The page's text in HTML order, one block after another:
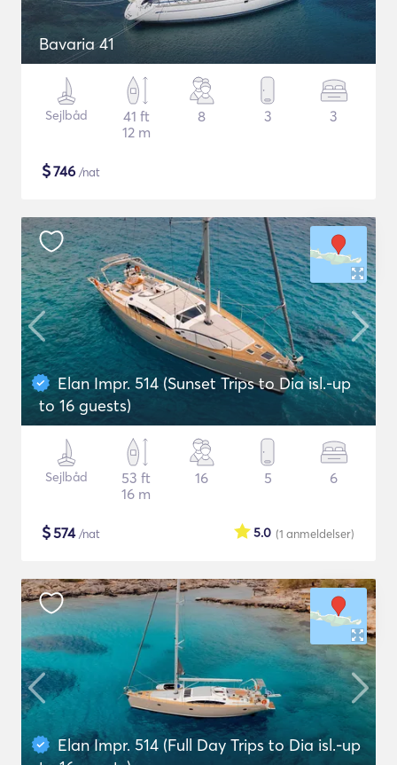
Bavaria 41
Sejlbåd
41 ft
12 m
8 3 3
$746 /nat
Elan Impr. 514 (Sunset Trips to Dia isl.-up
to 16 guests)
Sejlbåd
53 ft
16 m
16 5 6
$574/nat (1 anmeldelser)
5.0
Elan Impr. 514 (Full Day Trips to Dia isl.-up